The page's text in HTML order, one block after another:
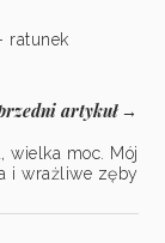
ratunek
artykuł→
wielka moc. Mój
i wrażliwe zęby